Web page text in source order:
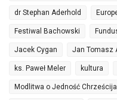
dr Stephan Aderhold
Festiwal Bachowski
Jacek Cygan Jan Tomasz
ks. Paweł Meler kultura
Modlitwa o Jedność